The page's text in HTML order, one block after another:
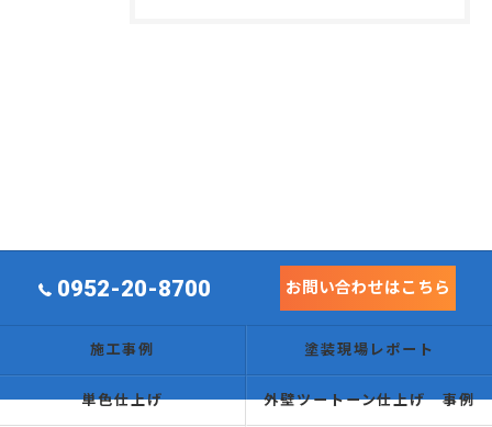
0952-20-8700 お問い合わせはこちら
施工事例 塗装現場レポート
単色仕上げ 外壁ツートーン仕上げ 事例